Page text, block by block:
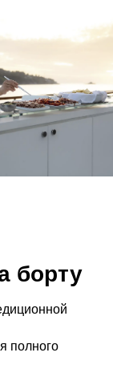
борту
полного